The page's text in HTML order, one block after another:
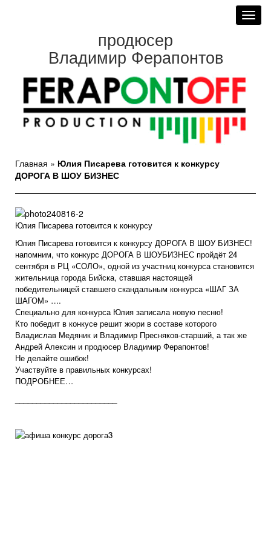
продюсер
Владимир Ферапонтов
Главная » Юлия Писарева готовится к конкурсу
ДОРОГА В ШОУ БИЗНЕС
Юлия Писарева готовится к конкурсу
Юлия Писарева готовится к конкурсу ДОРОГА В ШОУ БИЗНЕС!
напомним, что конкурс ДОРОГА В ШОУБИЗНЕС пройдёт 24
сентября в РЦ «СОЛО», одной из участниц конкурса становится
жительница города Бийска, ставшая настоящей
победительницей ставшего скандальным конкурса «ШАГ ЗА
ШАГОМ» ….
Специально для конкурса Юлия записала новую песню!
Кто победит в конкусе решит жюри в составе которого
Владислав Медяник и Владимир Пресняков-старший, а так же
Андрей Алексин и продюсер Владимир Ферапонтов!
Не делайте ошибок!
Участвуйте в правильных конкурсах!
ПОДРОБНЕЕ…